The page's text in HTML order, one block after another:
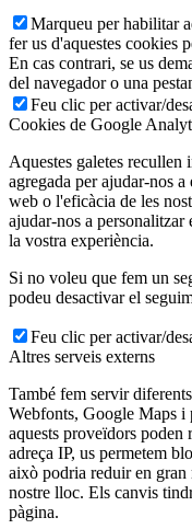
Marqueu per habilitar
fer us d'aquestes cookies
En cas contrari, se us
del navegador o una
Feu clic per activar/
Cookies de Google
Aquestes galetes
agregada per ajudar-nos
web o l'eficàcia de les
ajudar-nos a
la vostra experiència.
Si no voleu que fem un
podeu desactivar el
Feu clic per activar/
Altres serveis externs
També fem servir
Webfonts, Google Maps i
aquests proveïdors poden
adreça IP, us permetem
això podria reduir en gran
nostre lloc. Els canvis
pàgina.